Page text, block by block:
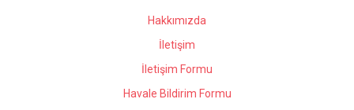
Hakkımızda
İletişim
İletişim Formu
Havale Bildirim Formu